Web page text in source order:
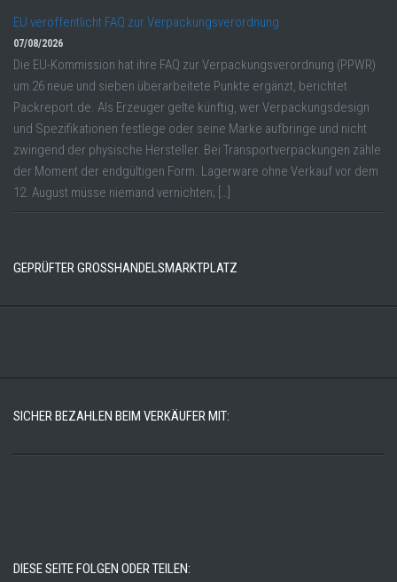
EU veröffentlicht FAQ zur Verpackungsverordnung
07/08/2026
Die EU-Kommission hat ihre FAQ zur Verpackungsverordnung (PPWR)
um 26 neue und sieben überarbeitete Punkte ergänzt, berichtet
Packreport.de. Als Erzeuger gelte künftig, wer Verpackungsdesign
und Spezifikationen festlege oder seine Marke aufbringe und nicht
zwingend der physische Hersteller. Bei Transportverpackungen zähle
der Moment der endgültigen Form. Lagerware ohne Verkauf vor dem
12. August müsse niemand vernichten; […]
GEPRÜFTER GROSSHANDELSMARKTPLATZ
SICHER BEZAHLEN BEIM VERKÄUFER MIT:
DIESE SEITE FOLGEN ODER TEILEN: